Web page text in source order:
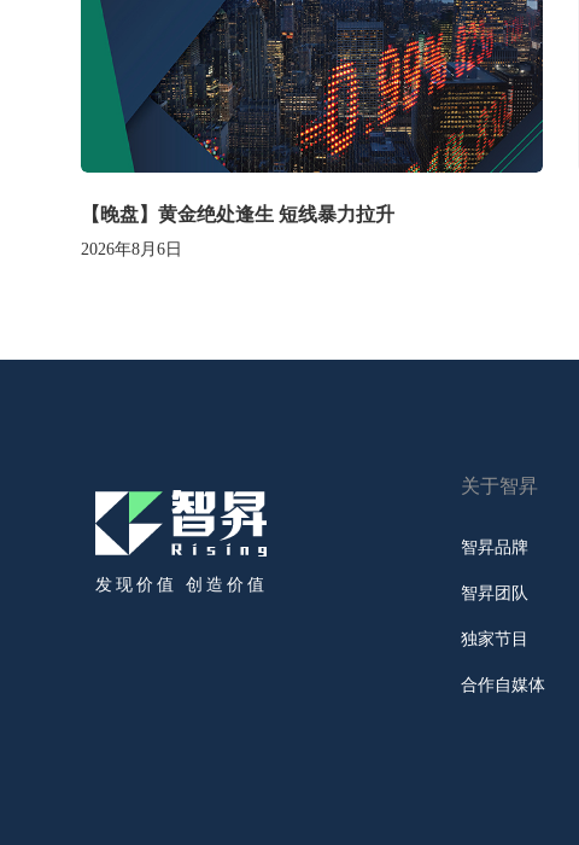
【晚盘】黄金绝处逢生 短线暴力拉升
2026年8月6日
发现价值 创造价值
关于智昇
智昇品牌
智昇团队
独家节目
合作自媒体